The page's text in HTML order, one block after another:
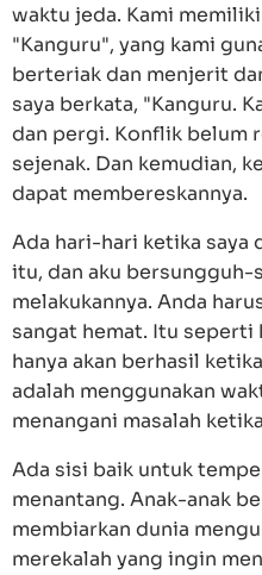
waktu jeda. Kami
"Kanguru", yang kami
berteriak dan menjerit
saya berkata, "Kanguru.
dan pergi. Konflik belum
sejenak. Dan kemudian,
dapat membereskannya.
Ada hari-hari ketika saya
itu, dan aku bersungguh-
melakukannya. Anda
sangat hemat. Itu seperti
hanya akan berhasil
adalah menggunakan
menangani masalah
Ada sisi baik untuk
menantang. Anak-anak
membiarkan dunia
merekalah yang ingin